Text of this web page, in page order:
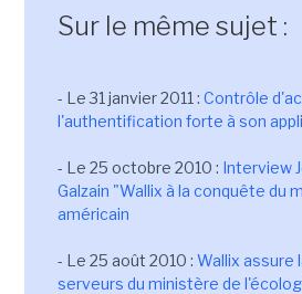
Sur le même sujet :
- Le 31 janvier 2011 : Contrôle
l'authentification forte à son
- Le 25 octobre 2010 : Interview
Galzain "Wallix à la conquête du
américain
- Le 25 août 2010 : Wallix assure
serveurs du ministère de